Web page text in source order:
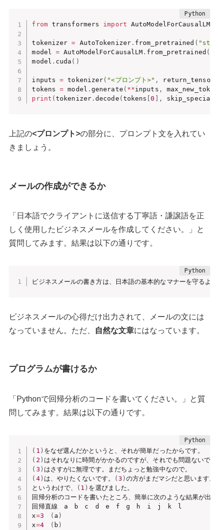
from transformers import AutoModelForCausalLM,
tokenizer = AutoTokenizer. from_pretrained (
model = AutoModelForCausalLM . from_pretrained (
model . cuda ( )
inputs = tokenizer( "<プロンプト>" , return_tensors
tokens = model . generate ( **inputs ,
print (tokenizer.decode ( tokens [0 ,
上記の<プロンプト>の部分に、プロンプト文を入れてい
きましょう。
メールの作成ができるか
「日本語でクライアントに送信する丁寧語・謙譲語を正
しく使用したビジネスメールを作成してください。」と
質問してみます。結果は以下の通りです。
ビジネスメールの書き方は、日本語の基本的なマナーを守るよ
ビジネスメールの心得だけ出力されて、メールの文には
なっていません。ただ、
自然な文章にはなっています。
プログラムが書けるか
「Pythonで回帰分析のコードを書いてください。」と質
問してみます。結果は以下の通りです。
( 1 )
( 2 )
( 3 )
( 4) は、やりたくないです。 ( 3 )の方がまだマシだと思います。
というわけで、
( 1 ) を選びました。
回帰分析のコードを書いたところ、簡単に次のような結果が出
回帰直線　a　b　c　d　e　f　g　h　i　j　k　l
x=3 ( a )
x=4 ( b )